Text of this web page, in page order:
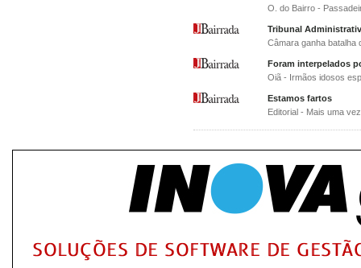
O. do Bairro -
Tribunal
Câmara ganha batalha
Foram interpelados
Oiã - Irmãos idosos
Estamos fartos
Editorial - Mais uma